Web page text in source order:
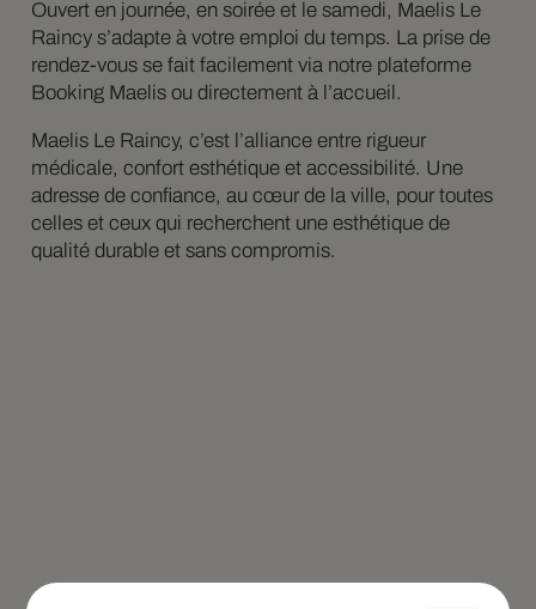
Ouvert en journée, en soirée et le samedi, Maelis Le
Raincy s’adapte à votre emploi du temps. La prise de
rendez-vous se fait facilement via notre plateforme
Booking Maelis ou directement à l’accueil.
Maelis Le Raincy, c’est l’alliance entre rigueur
médicale, confort esthétique et accessibilité. Une
adresse de confiance, au cœur de la ville, pour toutes
celles et ceux qui recherchent une esthétique de
qualité durable et sans compromis.